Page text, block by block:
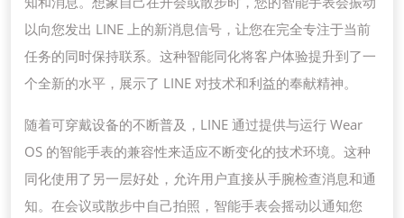
以向您发出 LINE 上的新消息信号，让您在完全专注于当前
任务的同时保持联系。这种智能同化将客户体验提升到了一
个全新的水平，展示了 LINE 对技术和利益的奉献精神。
随着可穿戴设备的不断普及，LINE 通过提供与运行 Wear
OS 的智能手表的兼容性来适应不断变化的技术环境。这种
同化使用了另一层好处，允许用户直接从手腕检查消息和通
知。在会议或散步中自己拍照，智能手表会摇动以通知您